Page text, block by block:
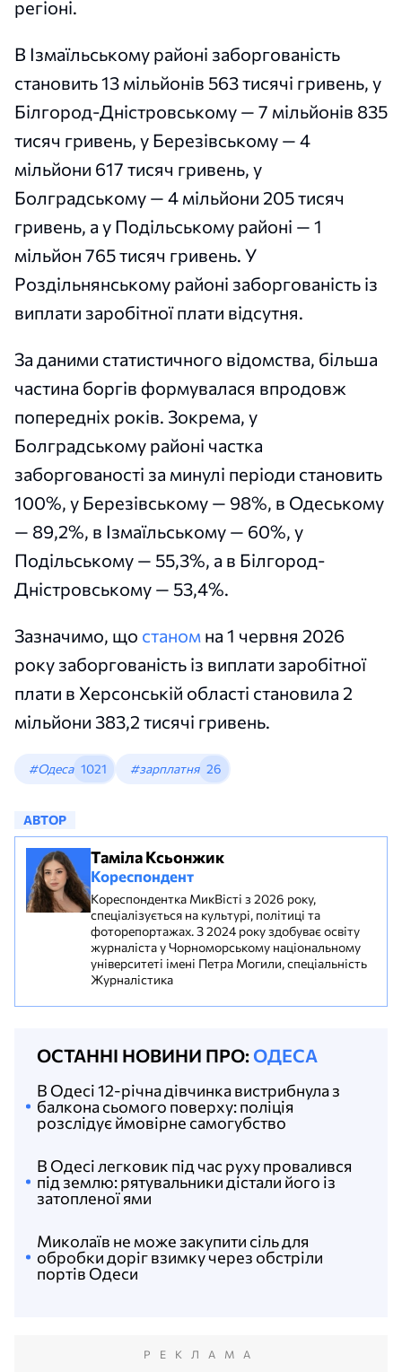
регіоні.
В Ізмаїльському районі заборгованість
становить 13 мільйонів 563 тисячі гривень, у
Білгород-Дністровському — 7 мільйонів 835
тисяч гривень, у Березівському — 4
мільйони 617 тисяч гривень, у
Болградському — 4 мільйони 205 тисяч
гривень, а у Подільському районі — 1
мільйон 765 тисяч гривень. У
Роздільнянському районі заборгованість із
виплати заробітної плати відсутня.
За даними статистичного відомства, більша
частина боргів формувалася впродовж
попередніх років. Зокрема, у
Болградському районі частка
заборгованості за минулі періоди становить
100%, у Березівському — 98%, в Одеському
— 89,2%, в Ізмаїльському — 60%, у
Подільському — 55,3%, а в Білгород-
Дністровському — 53,4%.
Зазначимо, що станом на 1 червня 2026
року заборгованість із виплати заробітної
плати в Херсонській області становила 2
мільйони 383,2 тисячі гривень.
#Одеса 1021 #зарплатня 26
АВТОР
Таміла Ксьонжик
Кореспондент
Кореспондентка МикВісті з 2026 року,
спеціалізується на культурі, політиці та
фоторепортажах. З 2024 року здобуває освіту
журналіста у Чорноморському національному
університеті імені Петра Могили, спеціальність
Журналістика
ОСТАННІ НОВИНИ ПРО: ОДЕСА
Миколаїв не може закупити сіль для
обробки доріг взимку через обстріли
портів Одеси
В Одесі легковик під час руху провалився
під землю: рятувальники дістали його із
затопленої ями
В Одесі 12-річна дівчинка вистрибнула з
балкона сьомого поверху: поліція
розслідує ймовірне самогубство
РЕКЛАМА